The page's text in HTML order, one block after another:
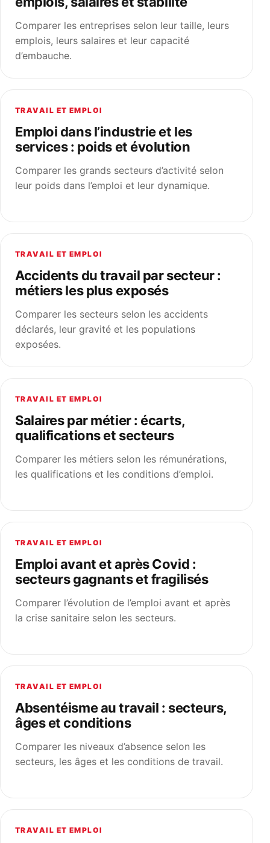
Comparer les entreprises selon leur taille, leurs
emplois, leurs salaires et leur capacité
d’embauche.
TRAVAIL ET EMPLOI
Emploi dans l’industrie et les
services : poids et évolution
Comparer les grands secteurs d’activité selon
leur poids dans l’emploi et leur dynamique.
TRAVAIL ET EMPLOI
Accidents du travail par secteur :
métiers les plus exposés
Comparer les secteurs selon les accidents
déclarés, leur gravité et les populations
exposées.
TRAVAIL ET EMPLOI
Salaires par métier : écarts,
qualifications et secteurs
Comparer les métiers selon les rémunérations,
les qualifications et les conditions d’emploi.
TRAVAIL ET EMPLOI
Emploi avant et après Covid :
secteurs gagnants et fragilisés
Comparer l’évolution de l’emploi avant et après
la crise sanitaire selon les secteurs.
TRAVAIL ET EMPLOI
Absentéisme au travail : secteurs,
âges et conditions
Comparer les niveaux d’absence selon les
secteurs, les âges et les conditions de travail.
TRAVAIL ET EMPLOI